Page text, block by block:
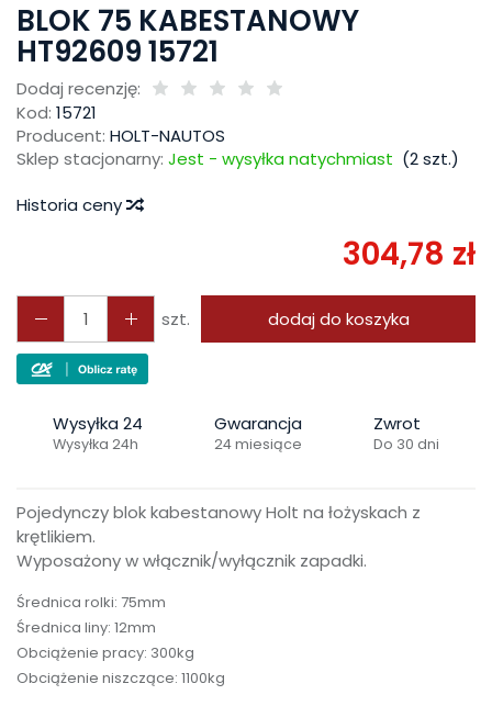
BLOK 75 KABESTANOWY
HT92609 15721
Dodaj recenzję:
Kod: 15721
Producent: HOLT-NAUTOS
Sklep stacjonarny: Jest - wysyłka natychmiast (2szt.)
Historia ceny
304,78 zł
szt. dodaj do koszyka
Wysyłka 24
Wysyłka 24h
Gwarancja
24 miesiące
Zwrot
Do 30 dni
Pojedynczy blok kabestanowy Holt na łożyskach z
krętlikiem.
Wyposażony w włącznik/wyłącznik zapadki.
Średnica rolki: 75mm
Średnica liny: 12mm
Obciążenie pracy: 300kg
Obciążenie niszczące: 1100kg